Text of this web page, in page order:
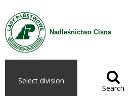
Skip to Content
Nadleśnictwo Cisna
Select division 
Search